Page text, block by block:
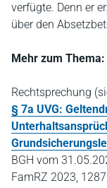
verfügte. Denn er
über den
Mehr zum Thema:
Rechtsprechung
§ 7a UVG:
BGH vom
FamRZ 2023, 1287